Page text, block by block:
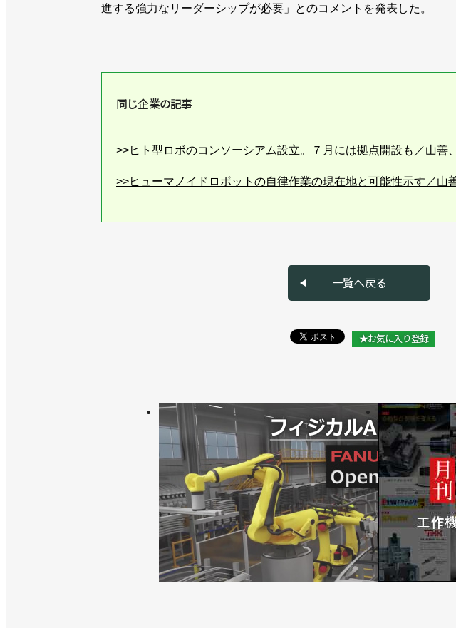
進する強力なリーダーシップが必要」とのコメントを発表した。
同じ企業の記事
>>ヒト型ロボのコンソーシアム設立。７月には拠点開設も／山善
>>ヒューマノイドロボットの自律作業の現在地と可能性示す／山
>>AMRと自動倉庫を活用した新物流拠点を公開／山善
>>[特集SIerになろうvol.10]SIer機能を獲得する商社【その２】／
一覧へ戻る
★お気に入り登録